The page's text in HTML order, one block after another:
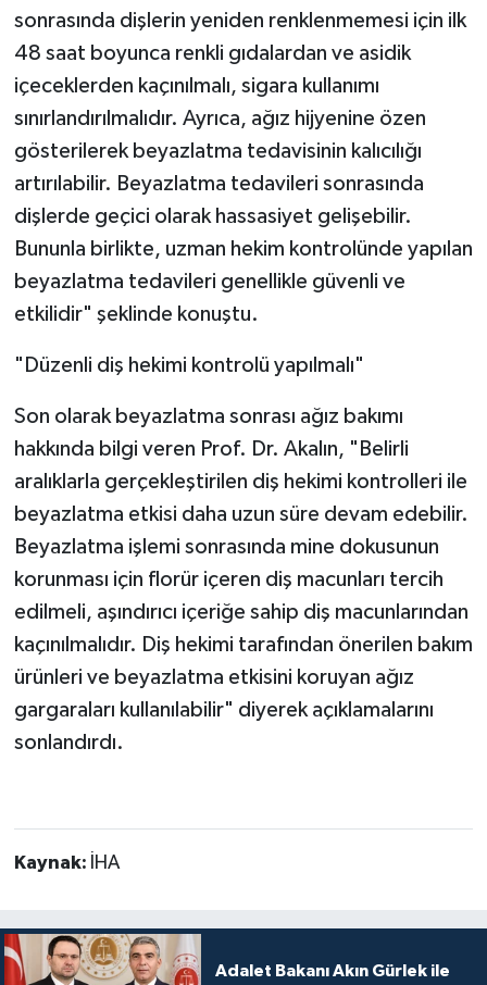
sonrasında dişlerin yeniden renklenmemesi için ilk
48 saat boyunca renkli gıdalardan ve asidik
içeceklerden kaçınılmalı, sigara kullanımı
sınırlandırılmalıdır. Ayrıca, ağız hijyenine özen
gösterilerek beyazlatma tedavisinin kalıcılığı
artırılabilir. Beyazlatma tedavileri sonrasında
dişlerde geçici olarak hassasiyet gelişebilir.
Bununla birlikte, uzman hekim kontrolünde yapılan
beyazlatma tedavileri genellikle güvenli ve
etkilidir" şeklinde konuştu.
"Düzenli diş hekimi kontrolü yapılmalı"
Son olarak beyazlatma sonrası ağız bakımı
hakkında bilgi veren Prof. Dr. Akalın, "Belirli
aralıklarla gerçekleştirilen diş hekimi kontrolleri ile
beyazlatma etkisi daha uzun süre devam edebilir.
Beyazlatma işlemi sonrasında mine dokusunun
korunması için florür içeren diş macunları tercih
edilmeli, aşındırıcı içeriğe sahip diş macunlarından
kaçınılmalıdır. Diş hekimi tarafından önerilen bakım
ürünleri ve beyazlatma etkisini koruyan ağız
gargaraları kullanılabilir" diyerek açıklamalarını
sonlandırdı.
Kaynak: İHA
Adalet Bakanı Akın Gürlek ile